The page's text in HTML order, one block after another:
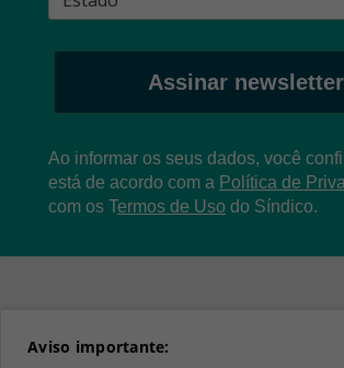
Assinar newsletter
Ao informar os seus dados, você
está de acordo com a Política de
com os Termos de Uso do Síndico.
Aviso importante: